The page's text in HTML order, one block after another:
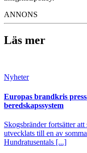
ANNONS
Läs mer
Nyheter
Europas brandkris
beredskapssystem
Skogsbränder fortsätter
utvecklats till en av
Hundratusentals [...]